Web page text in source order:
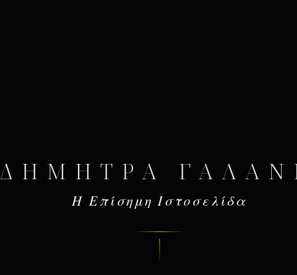
ΔΉΜΗΤΡΑ
Η Επίσημη Ιστοσελίδα